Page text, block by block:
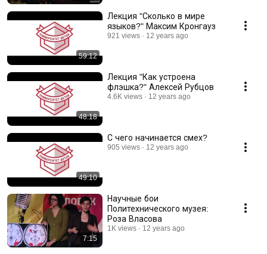
59:12
Лекция "Сколько в мире
языков?" Максим Кронгауз
921 views 12 years ago
48:18
Лекция "Как устроена
флэшка?" Алексей Рубцов
4.6K views 12 years ago
49:10
С чего начинается смех?
905 views 12 years ago
7:15
Научные бои
Политехнического музея:
Роза Власова
1K views 12 years ago